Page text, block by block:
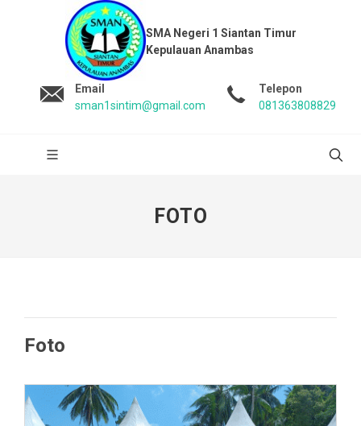
SMA Negeri 1 Siantan Timur
Kepulauan Anambas
Email
sman1sintim@gmail.com
Telepon
081363808829
FOTO
Foto